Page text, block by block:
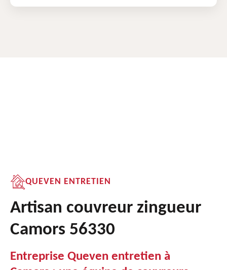
QUEVEN ENTRETIEN
Artisan couvreur zingueur
Camors 56330
Entreprise Queven entretien à